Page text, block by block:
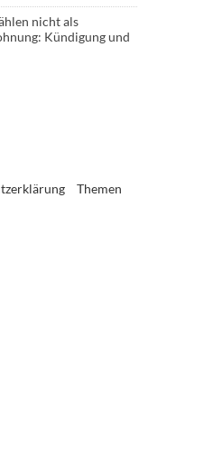
nicht als
Kündigung und
Themen